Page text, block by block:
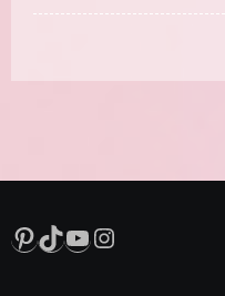
Pinterest
TikTok
YouTube
Instagram